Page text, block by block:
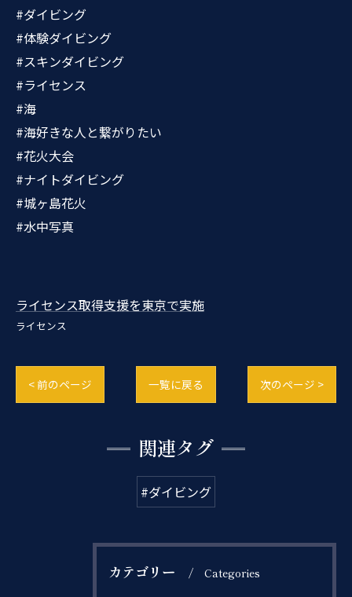
#ダイビング
#体験ダイビング
#スキンダイビング
#ライセンス
#海
#海好きな人と繋がりたい
#花火大会
#ナイトダイビング
#城ヶ島花火
#水中写真
ライセンス取得支援を東京で実施
ライセンス
< 前のページ 一覧に戻る 次のページ >
関連タグ
#ダイビング
カテゴリー Categories